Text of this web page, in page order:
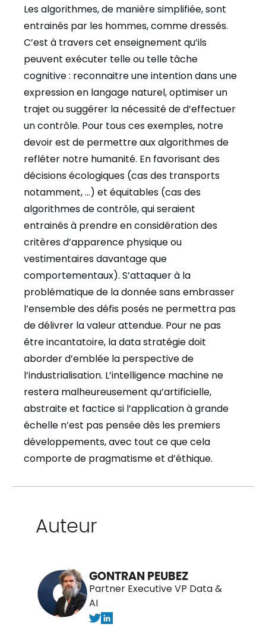
Les algorithmes, de manière simplifiée, sont
entrainés par les hommes, comme dressés.
C’est à travers cet enseignement qu’ils
peuvent exécuter telle ou telle tâche
cognitive : reconnaitre une intention dans une
expression en langage naturel, optimiser un
trajet ou suggérer la nécessité de d’effectuer
un contrôle. Pour tous ces exemples, notre
devoir est de permettre aux algorithmes de
refléter notre humanité. En favorisant des
décisions écologiques (cas des transports
notamment, …) et équitables (cas des
algorithmes de contrôle, qui seraient
entrainés à prendre en considération des
critères d’apparence physique ou
vestimentaires davantage que
comportementaux). S’attaquer à la
problématique de la donnée sans embrasser
l’ensemble des défis posés ne permettra pas
de délivrer la valeur attendue. Pour ne pas
être incantatoire, la data stratégie doit
aborder d’emblée la perspective de
l’industrialisation. L’intelligence machine ne
restera malheureusement qu’artificielle,
abstraite et factice si l’application à grande
échelle n’est pas pensée dès les premiers
développements, avec tout ce que cela
comporte de pragmatisme et d’éthique.
Auteur
GONTRAN PEUBEZ
Partner Executive VP Data &
AI